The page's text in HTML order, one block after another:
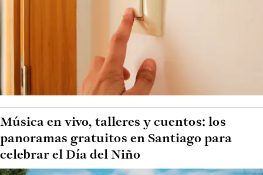
Música en vivo, talleres y cuentos: los
panoramas gratuitos en Santiago para
celebrar el Día del Niño